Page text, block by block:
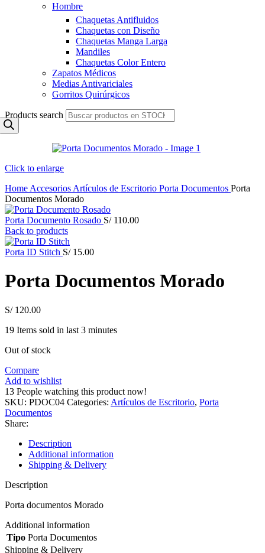
Hombre
Chaquetas Antifluidos
Chaquetas con Diseño
Chaquetas Manga Larga
Mandiles
Chaquetas Color Entero
Zapatos Médicos
Medias Antivariciales
Gorritos Quirúrgicos
Products search
Click to enlarge
Home Accesorios Artículos de Escritorio Porta Documentos Porta
Documentos Morado
Porta Documento Rosado S/110.00
Back to products
Porta ID Stitch S/15.00
Porta Documentos Morado
S/120.00
19 Items sold in last 3 minutes
Out of stock
Compare
Add to wishlist
13 People watching this product now!
SKU: PDOC04 Categories: Artículos de Escritorio, Porta
Documentos
Share:
Description
Additional information
Shipping & Delivery
Description
Porta documentos Morado
Additional information
Tipo Porta Documentos
Shipping & Delivery